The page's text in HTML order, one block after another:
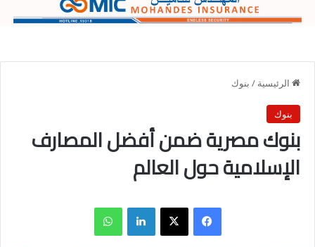
الرئيسية / بنوك
بنوك
بنوك مصرية ضمن أفضل المصارف
الإسلامية حول العالم
فيسبوك X لينكدإن